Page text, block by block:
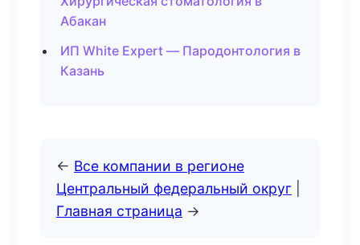
Абакан
ИП White Expert — Пародонтология в
Казань
← Все компании в регионе
Центральный федеральный округ
Главная страница →